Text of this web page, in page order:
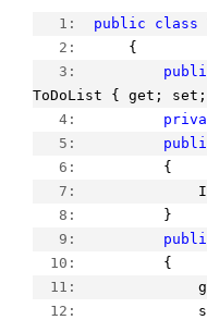
   1:
public class
   2:
    {
   3:
ToDoList { get;
   4:
   5:
   6:
        {
   7:
   8:
        }
   9:
  10:
        {
  11:
  12: